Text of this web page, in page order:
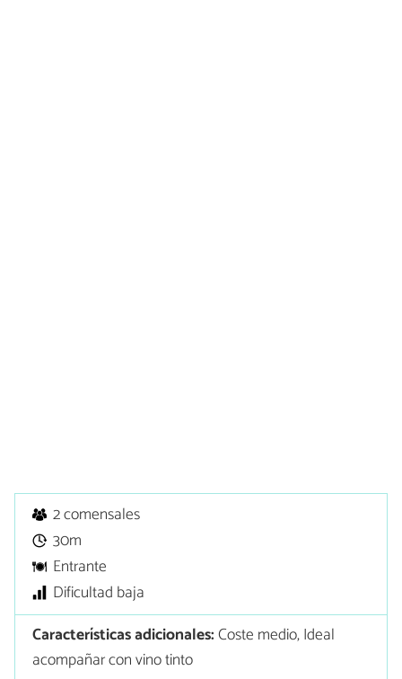
2 comensales
30m
Entrante
Dificultad baja
Características adicionales:Coste medio, Ideal
acompañar con vino tinto